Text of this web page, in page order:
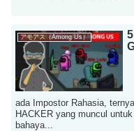
アモアス（Among Us）
ada Impostor Rahasia,
HACKER yang muncul
bahaya...